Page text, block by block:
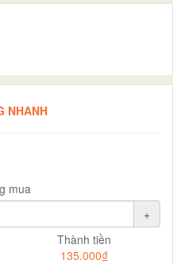
NHANH
mua
+
Thành tiền
135.000₫